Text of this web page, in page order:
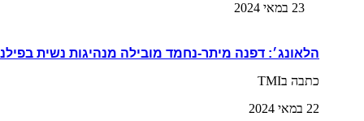
23 במאי 2024
הלאונג׳: דפנה מיתר-נחמד מובילה מנהיגות נשית
כתבה בTMI
22 במאי 2024